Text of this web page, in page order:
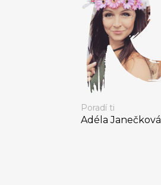
Poradí ti
Adéla Janečková